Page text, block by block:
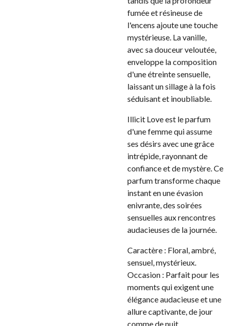
fumée et résineuse de
l'encens ajoute une touche
mystérieuse. La vanille,
avec sa douceur veloutée,
enveloppe la composition
d'une étreinte sensuelle,
laissant un sillage à la fois
séduisant et inoubliable.
Illicit Love est le parfum
d'une femme qui assume
ses désirs avec une grâce
intrépide, rayonnant de
confiance et de mystère. Ce
parfum transforme chaque
instant en une évasion
enivrante, des soirées
sensuelles aux rencontres
audacieuses de la journée.
Caractère : Floral, ambré,
sensuel, mystérieux.
Occasion : Parfait pour les
moments qui exigent une
élégance audacieuse et une
allure captivante, de jour
comme de nuit.